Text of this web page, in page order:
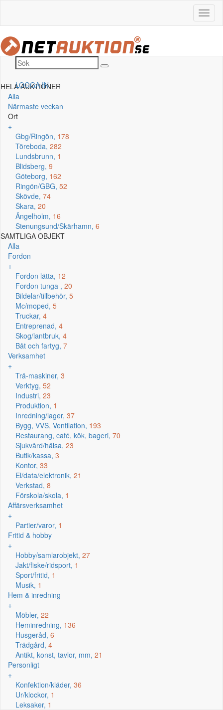
LOGGA IN
HELA AUKTIONER
Alla
Närmaste veckan
Ort
+
Gbg/Ringön, 178
Töreboda, 282
Lundsbrunn, 1
Blidsberg, 9
Göteborg, 162
Ringön/GBG, 52
Skövde, 74
Skara, 20
Ängelholm, 16
Stenungsund/Skärhamn, 6
SAMTLIGA OBJEKT
Alla
Fordon
+
Fordon lätta, 12
Fordon tunga , 20
Bildelar/tillbehör, 5
Mc/moped, 5
Truckar, 4
Entreprenad, 4
Skog/lantbruk, 4
Båt och fartyg, 7
Verksamhet
+
Trä-maskiner, 3
Verktyg, 52
Industri, 23
Produktion, 1
Inredning/lager, 37
Bygg, VVS, Ventilation, 193
Restaurang, café, kök, bageri, 70
Sjukvård/hälsa, 23
Butik/kassa, 3
Kontor, 33
El/data/elektronik, 21
Verkstad, 8
Förskola/skola, 1
Affärsverksamhet
+
Partier/varor, 1
Fritid & hobby
+
Hobby/samlarobjekt, 27
Jakt/fiske/ridsport, 1
Sport/fritid, 1
Musik, 1
Hem & inredning
+
Möbler, 22
Heminredning, 136
Husgeråd, 6
Trädgård, 4
Antikt, konst, tavlor, mm, 21
Personligt
+
Konfektion/kläder, 36
Ur/klockor, 1
Leksaker, 1